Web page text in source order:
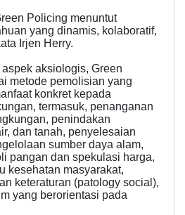
Policing menuntut
yang dinamis, kolaboratif,
Irjen Herry.
aksiologis, Green
metode pemolisian yang
konkret kepada
termasuk, penanganan
penindakan
dan tanah, penyelesaian
sumber daya alam,
pangan dan spekulasi harga,
kesehatan masyarakat,
keteraturan (patology social),
yang berorientasi pada